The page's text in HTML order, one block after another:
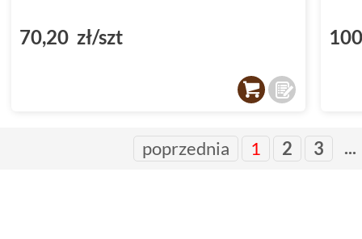
70,20 zł/szt
poprzednia 1 2 3 ...